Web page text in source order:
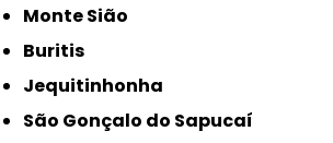
Monte Sião
Buritis
Jequitinhonha
São Gonçalo do Sapucaí